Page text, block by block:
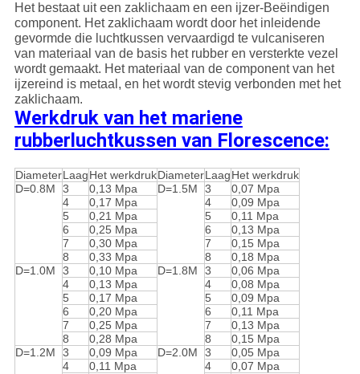
Het bestaat uit een zaklichaam en een ijzer-Beëindigen
component. Het zaklichaam wordt door het inleidende
gevormde die luchtkussen vervaardigd te vulcaniseren
van materiaal van de basis het rubber en versterkte vezel
wordt gemaakt. Het materiaal van de component van het
ijzereind is metaal, en het wordt stevig verbonden met het
zaklichaam.
Werkdruk van het mariene
rubberluchtkussen van Florescence:
DiameterLaagHet werkdrukDiameterLaagHet werkdruk
D=0.8M
3 0,13 Mpa D=1.5M 3
0,07 Mpa
4
0,17 Mpa 4
0,09 Mpa
5
0,21 Mpa 5
0,11 Mpa
6
0,25 Mpa 6
0,13 Mpa
7
0,30 Mpa 7
0,15 Mpa
8
0,33 Mpa 8
0,18 Mpa
D=1.0M
3 0,10 Mpa D=1.8M 3
0,06 Mpa
4
0,13 Mpa 4
0,08 Mpa
5
0,17 Mpa 5
0,09 Mpa
6
0,20 Mpa 6
0,11 Mpa
7
0,25 Mpa 7
0,13 Mpa
8
0,28 Mpa 8
0,15 Mpa
D=1.2M
3 0,09 Mpa D=2.0M 3
0,05 Mpa
4
0,11 Mpa 4
0,07 Mpa